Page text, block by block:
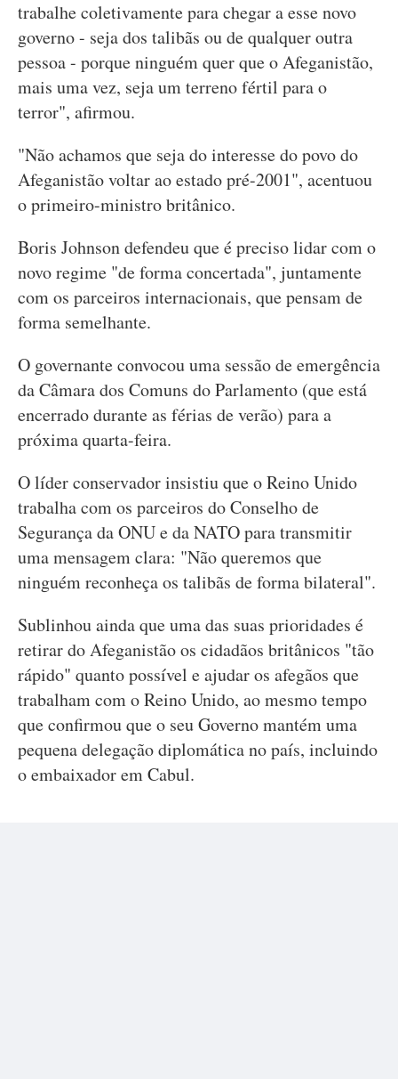
trabalhe coletivamente para chegar a esse novo
governo - seja dos talibãs ou de qualquer outra
pessoa - porque ninguém quer que o Afeganistão,
mais uma vez, seja um terreno fértil para o
terror", afirmou.
"Não achamos que seja do interesse do povo do
Afeganistão voltar ao estado pré-2001", acentuou
o primeiro-ministro britânico.
Boris Johnson defendeu que é preciso lidar com o
novo regime "de forma concertada", juntamente
com os parceiros internacionais, que pensam de
forma semelhante.
O governante convocou uma sessão de emergência
da Câmara dos Comuns do Parlamento (que está
encerrado durante as férias de verão) para a
próxima quarta-feira.
O líder conservador insistiu que o Reino Unido
trabalha com os parceiros do Conselho de
Segurança da ONU e da NATO para transmitir
uma mensagem clara: "Não queremos que
ninguém reconheça os talibãs de forma bilateral".
Sublinhou ainda que uma das suas prioridades é
retirar do Afeganistão os cidadãos britânicos "tão
rápido" quanto possível e ajudar os afegãos que
trabalham com o Reino Unido, ao mesmo tempo
que confirmou que o seu Governo mantém uma
pequena delegação diplomática no país, incluindo
o embaixador em Cabul.